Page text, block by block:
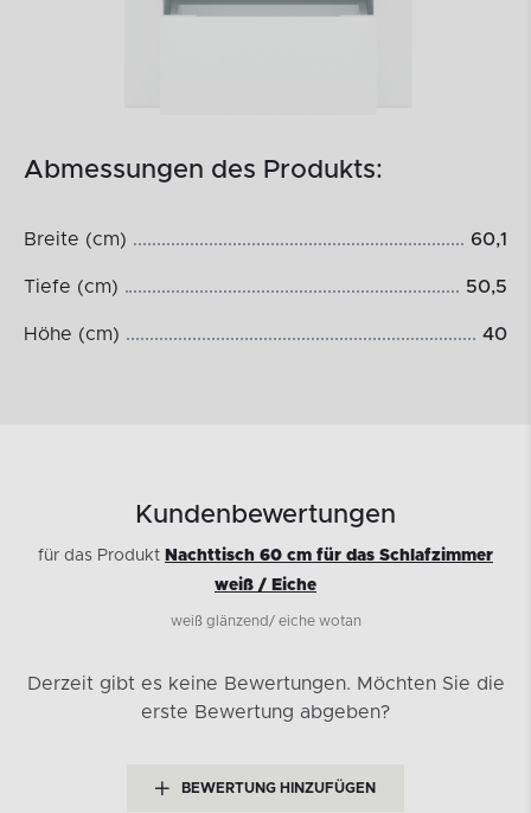
Abmessungen des Produkts:
Breite (cm) 60,1
Tiefe (cm) 50,5
Höhe (cm) 40
Kundenbewertungen
für das Produkt Nachttisch 60 cm für das Schlafzimmer
weiß / Eiche
weiß glänzend/ eiche wotan
Derzeit gibt es keine Bewertungen. Möchten Sie die
erste Bewertung abgeben?
BEWERTUNG HINZUFÜGEN